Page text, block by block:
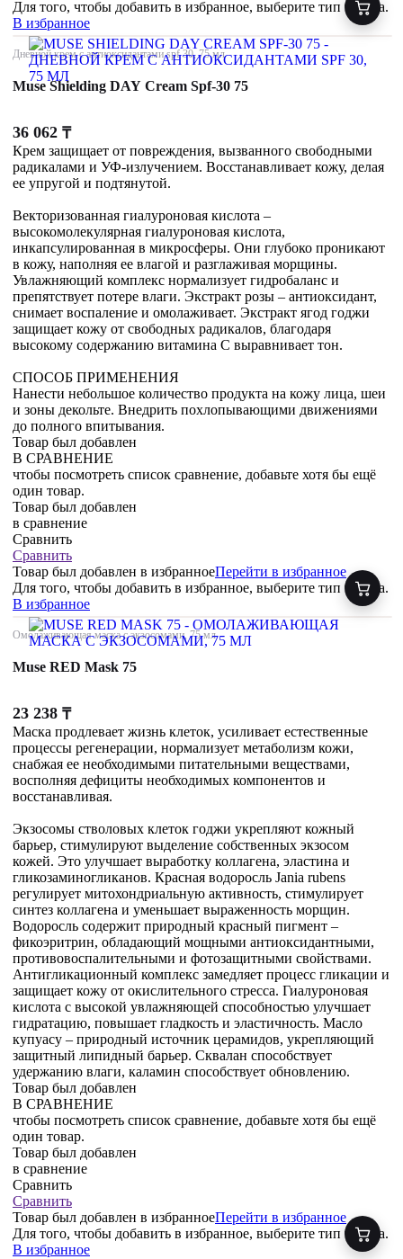
Для того, чтобы добавить в избранное, выберите тип товара.
В избранное
Дневной крем с антиоксидантами spf 30, 75 мл
Muse Shielding DAY Cream Spf-30 75
36 062 ₸
Крем защищает от повреждения, вызванного свободными
радикалами и УФ-излучением. Восстанавливает кожу, делая
ее упругой и подтянутой.
Векторизованная гиалуроновая кислота –
высокомолекулярная гиалуроновая кислота,
инкапсулированная в микросферы. Они глубоко проникают
в кожу, наполняя ее влагой и разглаживая морщины.
Увлажняющий комплекс нормализует гидробаланс и
препятствует потере влаги. Экстракт розы – антиоксидант,
снимает воспаление и омолаживает. Экстракт ягод годжи
защищает кожу от свободных радикалов, благодаря
высокому содержанию витамина С выравнивает тон.
СПОСОБ ПРИМЕНЕНИЯ
Нанести небольшое количество продукта на кожу лица, шеи
и зоны декольте. Внедрить похлопывающими движениями
до полного впитывания.
Товар был добавлен
В СРАВНЕНИЕ
чтобы посмотреть список сравнение, добавьте хотя бы ещё
один товар.
Товар был добавлен
в сравнение
Сравнить
Сравнить
Товар был добавлен в избранноеПерейти в избранное
Для того, чтобы добавить в избранное, выберите тип товара.
В избранное
Омолаживающая маска с экзосомами, 75 мл
Muse RED Mask 75
23 238 ₸
Маска продлевает жизнь клеток, усиливает естественные
процессы регенерации, нормализует метаболизм кожи,
снабжая ее необходимыми питательными веществами,
восполняя дефициты необходимых компонентов и
восстанавливая.
Экзосомы стволовых клеток годжи укрепляют кожный
барьер, стимулируют выделение собственных экзосом
кожей. Это улучшает выработку коллагена, эластина и
гликозаминогликанов. Красная водоросль Jania rubens
регулирует митохондриальную активность, стимулирует
синтез коллагена и уменьшает выраженность морщин.
Водоросль содержит природный красный пигмент –
фикоэритрин, обладающий мощными антиоксидантными,
противовоспалительными и фотозащитными свойствами.
Антигликационный комплекс замедляет процесс гликации и
защищает кожу от окислительного стресса. Гиалуроновая
кислота с высокой увлажняющей способностью улучшает
гидратацию, повышает гладкость и эластичность. Масло
купуасу – природный источник церамидов, укрепляющий
защитный липидный барьер. Сквалан способствует
удержанию влаги, каламин способствует обновлению.
Товар был добавлен
В СРАВНЕНИЕ
чтобы посмотреть список сравнение, добавьте хотя бы ещё
один товар.
Товар был добавлен
в сравнение
Сравнить
Сравнить
Товар был добавлен в избранноеПерейти в избранное
Для того, чтобы добавить в избранное, выберите тип товара.
В избранное